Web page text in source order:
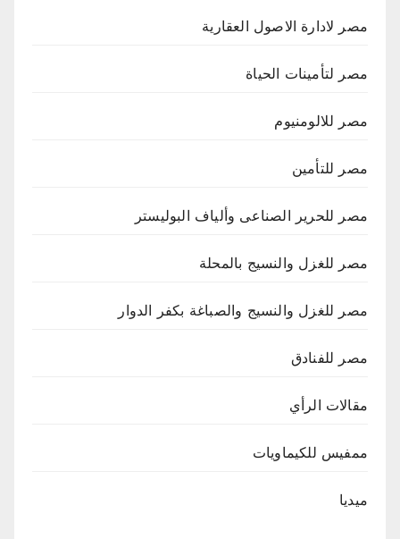
مصر لادارة الاصول العقارية
مصر لتأمينات الحياة
مصر للالومنيوم
مصر للتأمين
مصر للحرير الصناعى وألياف البوليستر
مصر للغزل والنسيج بالمحلة
مصر للغزل والنسيج والصباغة بكفر الدوار
مصر للفنادق
مقالات الرأي
ممفيس للكيماويات
ميديا